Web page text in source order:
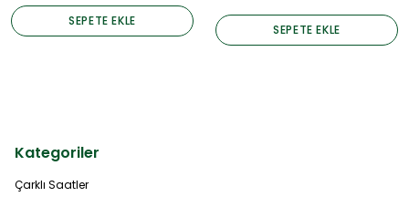
SEPETE EKLE
SEPETE EKLE
Kategoriler
Çarklı Saatler